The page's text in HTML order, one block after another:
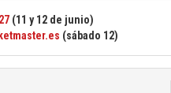
(11 y 12 de junio)
(sábado 12)